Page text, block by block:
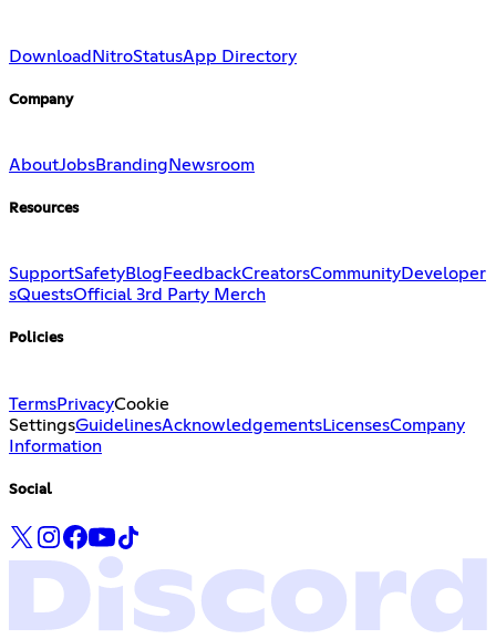
DownloadNitroStatusApp Directory
Company
AboutJobsBranding Newsroom
Resources
SupportSafetyBlog FeedbackCreatorsCommunityDeveloper
sQuestsOfficial 3rd Party Merch
Policies
TermsPrivacyCookie
SettingsGuidelinesAcknowledgementsLicensesCompany
Information
Social